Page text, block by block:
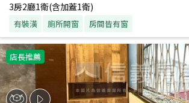
3房2廳1衛(含加蓋1衛)
有裝潢 廁所開窗 房間皆有窗
店長推薦